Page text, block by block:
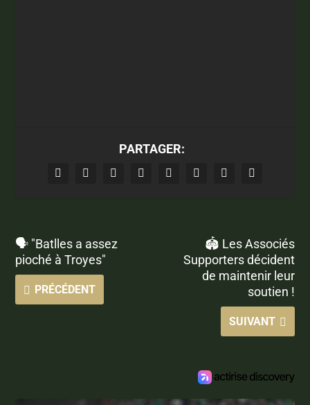
PARTAGER:
🗣 "Batlles a assez
pioché à Troyes"
PRÉCÉDENT
🏟 Les Associés
Supporters décident
de maintenir leur
soutien !
SUIVANT